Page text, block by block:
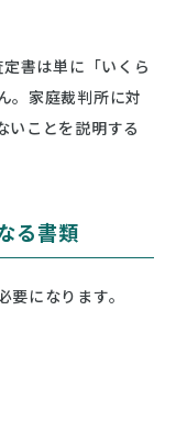
書は単に「いくら
。家庭裁判所に対
いことを説明する
る書類
になります。